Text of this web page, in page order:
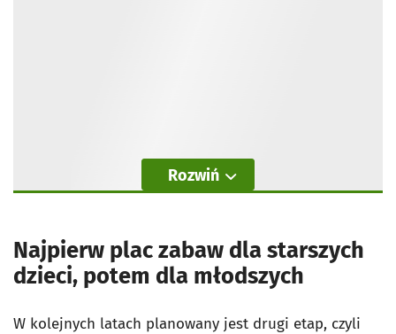
Rozwiń
Najpierw plac zabaw dla starszych
dzieci, potem dla młodszych
W kolejnych latach planowany jest drugi etap, czyli